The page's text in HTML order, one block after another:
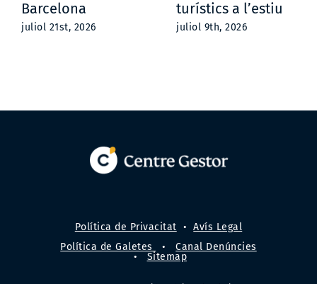
Barcelona
juliol 21st, 2026
turístics a l’estiu
juliol 9th, 2026
Política de Privacitat •
Avís Legal
Política de Galetes
•
Canal Denúncies
•
Sitemap